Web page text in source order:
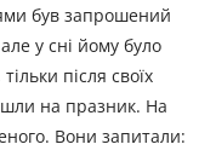
був запрошений
у сні йому було
після своїх
на празник. На
Вони запитали: